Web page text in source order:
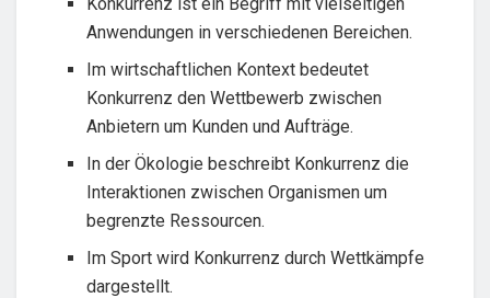
Anwendungen in verschiedenen Bereichen.
Im wirtschaftlichen Kontext bedeutet
Konkurrenz den Wettbewerb zwischen
Anbietern um Kunden und Aufträge.
In der Ökologie beschreibt Konkurrenz die
Interaktionen zwischen Organismen um
begrenzte Ressourcen.
Im Sport wird Konkurrenz durch Wettkämpfe
dargestellt.